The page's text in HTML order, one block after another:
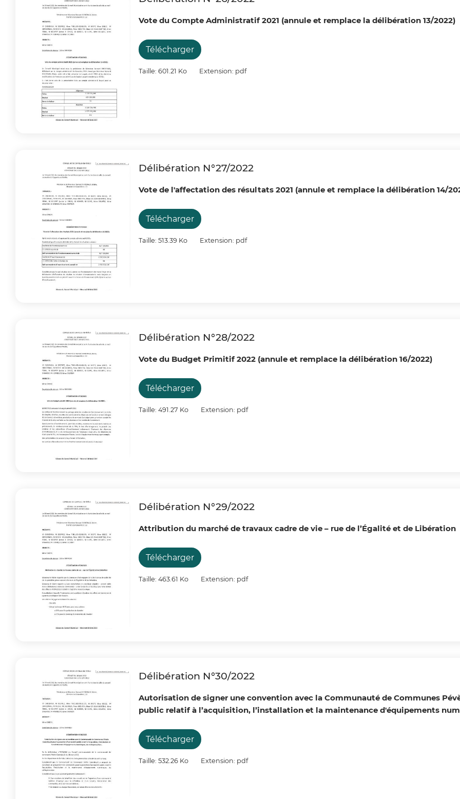
Vote du Compte Administratif 2021 (annule et remplace la délibération 13/2022)
Télécharger
Taille: 601.21 Ko Extension: pdf
Délibération N°27/2022
Vote de l'affectation des résultats 2021 (annule et remplace la délibération 14/
Télécharger
Taille: 513.39 Ko Extension: pdf
Délibération N°28/2022
Vote du Budget Primitif 2022 (annule et remplace la délibération 16/2022)
Télécharger
Taille: 491.27 Ko Extension: pdf
Délibération N°29/2022
Attribution du marché de travaux cadre de vie – rue de l’Égalité et de Libération
Télécharger
Taille: 463.61 Ko Extension: pdf
Délibération N°30/2022
Autorisation de signer une convention avec la Communauté de Communes
public relatif à l’acquisition, l’installation et la maintenance d'équipements
Télécharger
Taille: 532.26 Ko Extension: pdf